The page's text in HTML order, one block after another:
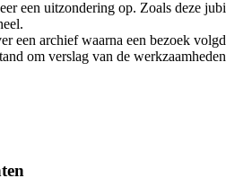
een uitzondering op. Zoals deze
een archief waarna een bezoek
om verslag van de